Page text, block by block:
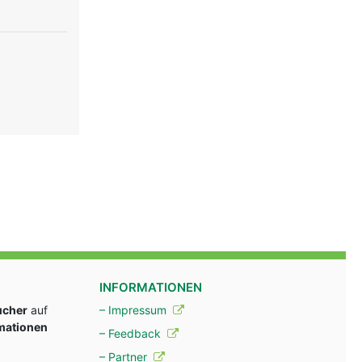
auf
INFORMATIONEN
– Impressum
– Feedback
– Partner